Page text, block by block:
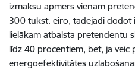
izmaksu apmērs vienam
300 tūkst. eiro, tādējādi dodot
lielākam atbalsta pretendentu
līdz 40 procentiem, bet, ja veic
energoefektivitātes